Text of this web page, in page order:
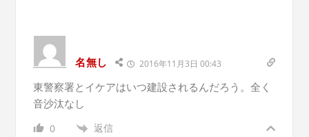
名無し 2016年11月3日 00:43
東警察署とイケアはいつ建設されるんだろう。全く
音沙汰なし
0 返信